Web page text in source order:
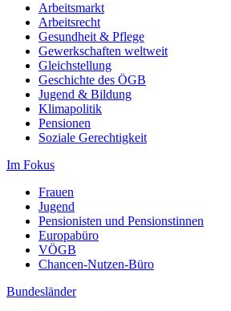
Arbeitsmarkt
Arbeitsrecht
Gesundheit & Pflege
Gewerkschaften weltweit
Gleichstellung
Geschichte des ÖGB
Jugend & Bildung
Klimapolitik
Pensionen
Soziale Gerechtigkeit
Im Fokus
Frauen
Jugend
Pensionisten und Pensionstinnen
Europabüro
VÖGB
Chancen-Nutzen-Büro
Bundesländer